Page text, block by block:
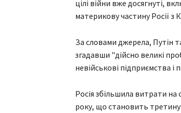
цілі війни вже досягнуті,
материкову частину Росії з
За словами джерела, Путін
згадавши "дійсно великі
невійськові підприємства і
Росія збільшила витрати
року, що становить